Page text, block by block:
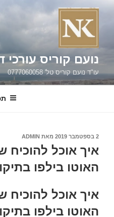
דילוג
נועם קוריס עורכי
עו"ד נועם קוריס טל' 0777060058
פורסם
2 בספטמבר 2019 מאת ADMIN
איך אוכל להוכיח
האוטו בילפו
איך אוכל להוכיח
האוטו בילפו